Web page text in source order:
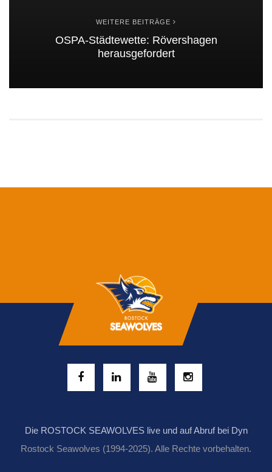
WEITERE BEITRÄGE
OSPA-Städtewette: Rövershagen
herausgefordert
Die ROSTOCK SEAWOLVES live und auf Abruf bei Dyn
Rostock Seawolves (1994-2025). Alle Rechte vorbehalten.